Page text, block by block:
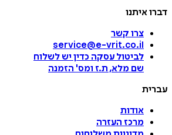
דברו איתנו
צרו קשר
service@e-vrit.co.il
לביטול עסקה כדין יש לשלוח
שם מלא, ת.ז ומס' הזמנה
עברית
אודות
מרכז העזרה